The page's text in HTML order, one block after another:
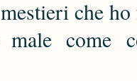
che ho
male come